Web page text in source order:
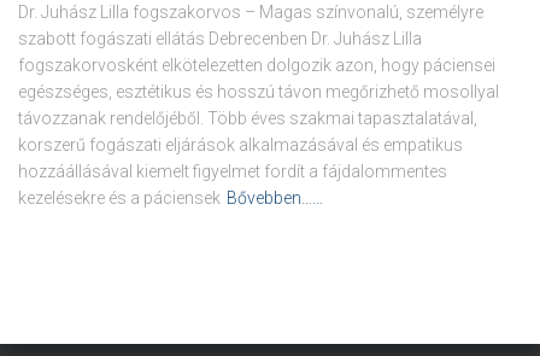
Dr. Juhász Lilla fogszakorvos – Magas színvonalú, személyre
szabott fogászati ellátás Debrecenben Dr. Juhász Lilla
fogszakorvosként elkötelezetten dolgozik azon, hogy páciensei
egészséges, esztétikus és hosszú távon megőrizhető mosollyal
távozzanak rendelőjéből. Több éves szakmai tapasztalatával,
korszerű fogászati eljárások alkalmazásával és empatikus
hozzáállásával kiemelt figyelmet fordít a fájdalommentes
kezelésekre és a páciensek Bővebben……